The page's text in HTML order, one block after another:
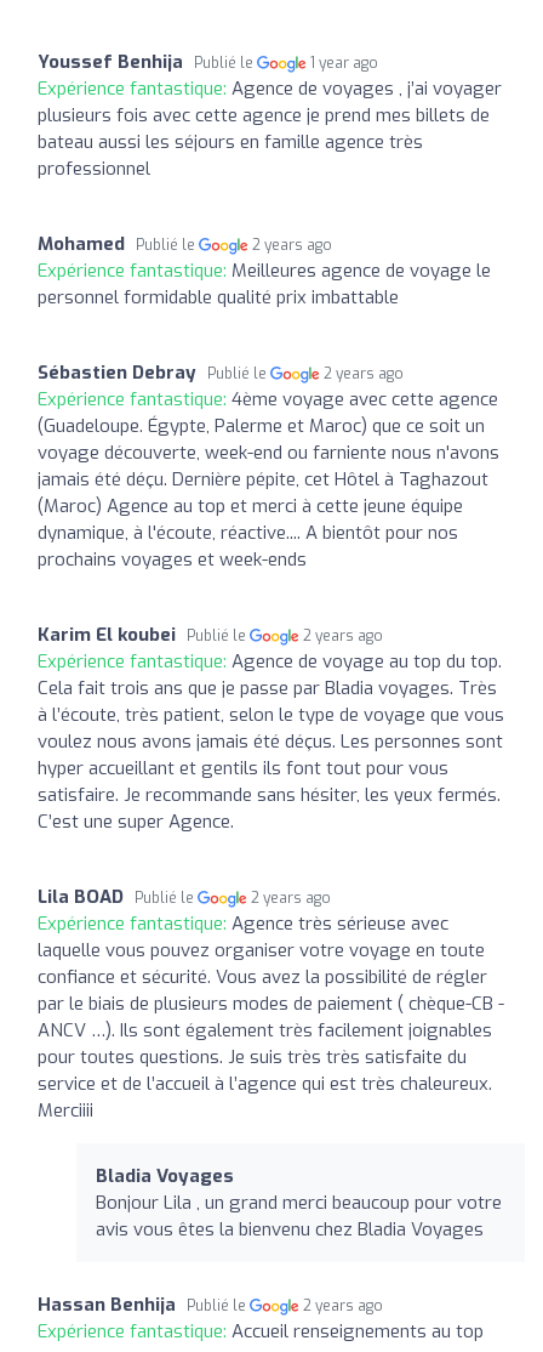
Youssef Benhija Publié le 1 year ago
Expérience fantastique: Agence de voyages , j’ai voyager
plusieurs fois avec cette agence je prend mes billets de
bateau aussi les séjours en famille agence très
professionnel
Mohamed Publié le 2 years ago
Expérience fantastique: Meilleures agence de voyage le
personnel formidable qualité prix imbattable
Sébastien Debray Publié le 2 years ago
Expérience fantastique: 4ème voyage avec cette agence
(Guadeloupe. Égypte, Palerme et Maroc) que ce soit un
voyage découverte, week-end ou farniente nous n'avons
jamais été déçu. Dernière pépite, cet Hôtel à Taghazout
(Maroc) Agence au top et merci à cette jeune équipe
dynamique, à l'écoute, réactive.... A bientôt pour nos
prochains voyages et week-ends
Karim El koubei Publié le 2 years ago
Expérience fantastique: Agence de voyage au top du top.
Cela fait trois ans que je passe par Bladia voyages. Très
à l’écoute, très patient, selon le type de voyage que vous
voulez nous avons jamais été déçus. Les personnes sont
hyper accueillant et gentils ils font tout pour vous
satisfaire. Je recommande sans hésiter, les yeux fermés.
C’est une super Agence.
Lila BOAD Publié le 2 years ago
Expérience fantastique: Agence très sérieuse avec
laquelle vous pouvez organiser votre voyage en toute
confiance et sécurité. Vous avez la possibilité de régler
par le biais de plusieurs modes de paiement ( chèque-CB -
ANCV …). Ils sont également très facilement joignables
pour toutes questions. Je suis très très satisfaite du
service et de l’accueil à l’agence qui est très chaleureux.
Merciiii
Bladia Voyages
Bonjour Lila , un grand merci beaucoup pour votre
avis vous êtes la bienvenu chez Bladia Voyages
Hassan Benhija Publié le 2 years ago
Expérience fantastique: Accueil renseignements au top